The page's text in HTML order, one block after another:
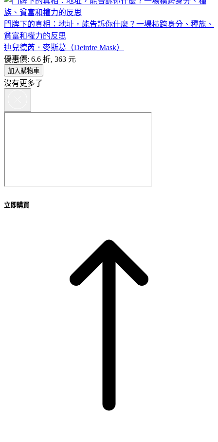
門牌下的真相：地址，能告訴你什麼？一場橫跨身分、種族、
貧富和權力的反思
迪兒德芮．麥斯葛（Deirdre Mask）
優惠價: 6.6 折, 363 元
加入購物車
沒有更多了
立即購買